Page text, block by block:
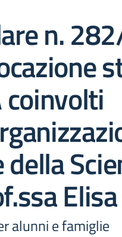
n.
coinvolti
alunni e famiglie